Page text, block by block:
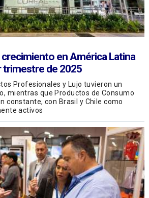
en América Latina
trimestre de 2025
Profesionales y Lujo tuvieron un
mientras que Productos de Consumo
constante, con Brasil y Chile como
activos